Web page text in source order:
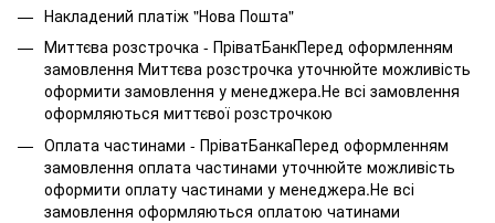
Накладений платіж "Нова Пошта"
Миттєва розстрочка - ПріватБанкПеред оформленням
замовлення Миттєва розстрочка уточнюйте можливість
оформити замовлення у менеджера.Не всі замовлення
оформляються миттєвої розстрочкою
Оплата частинами - ПріватБанкаПеред оформленням
замовлення оплата частинами уточнюйте можливість
оформити оплату частинами у менеджера.Не всі
замовлення оформляються оплатою чатинами